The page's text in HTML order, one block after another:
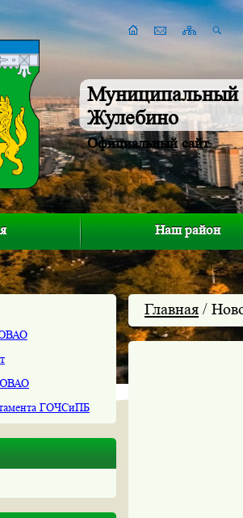
Муниципальный
Жулебино
Официальный сайт
Наш район
ГОЧСиПБ
Главная /